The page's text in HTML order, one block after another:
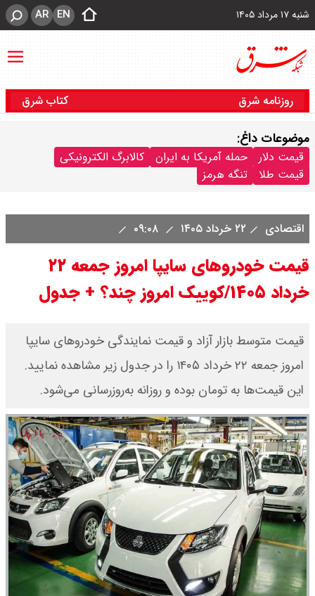
شنبه ۱۷ مرداد ۱۴۰۵ EN
AR
روزنامه شرق کتاب شرق
موضوعات داغ:
قیمت دلار حمله آمریکا به ایران
کالابرگ الکترونیکی
قیمت طلا
تنگه هرمز
اقتصادی ۲۲ خرداد ۱۴۰۵
قیمت خودرو‌های سایپا امروز جمعه ۲۲
خرداد ۱۴۰۵/کوییک امروز چند؟ + جدول
قیمت متوسط بازار آزاد و قیمت نمایندگی خودرو‌های سایپا
امروز جمعه ۲۲ خرداد ۱۴۰۵ را در جدول زیر مشاهده نمایید.
این قیمت‌ها به تومان بوده و روزانه به‌روز‌رسانی می‌شود.